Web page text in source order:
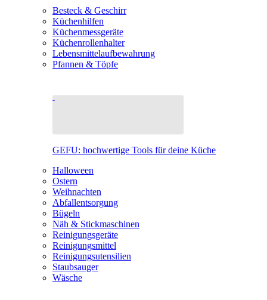
Besteck & Geschirr
Küchenhilfen
Küchenmessgeräte
Küchenrollenhalter
Lebensmittelaufbewahrung
Pfannen & Töpfe
GEFU: hochwertige Tools für deine Küche
Halloween
Ostern
Weihnachten
Abfallentsorgung
Bügeln
Näh & Stickmaschinen
Reinigungsgeräte
Reinigungsmittel
Reinigungsutensilien
Staubsauger
Wäsche